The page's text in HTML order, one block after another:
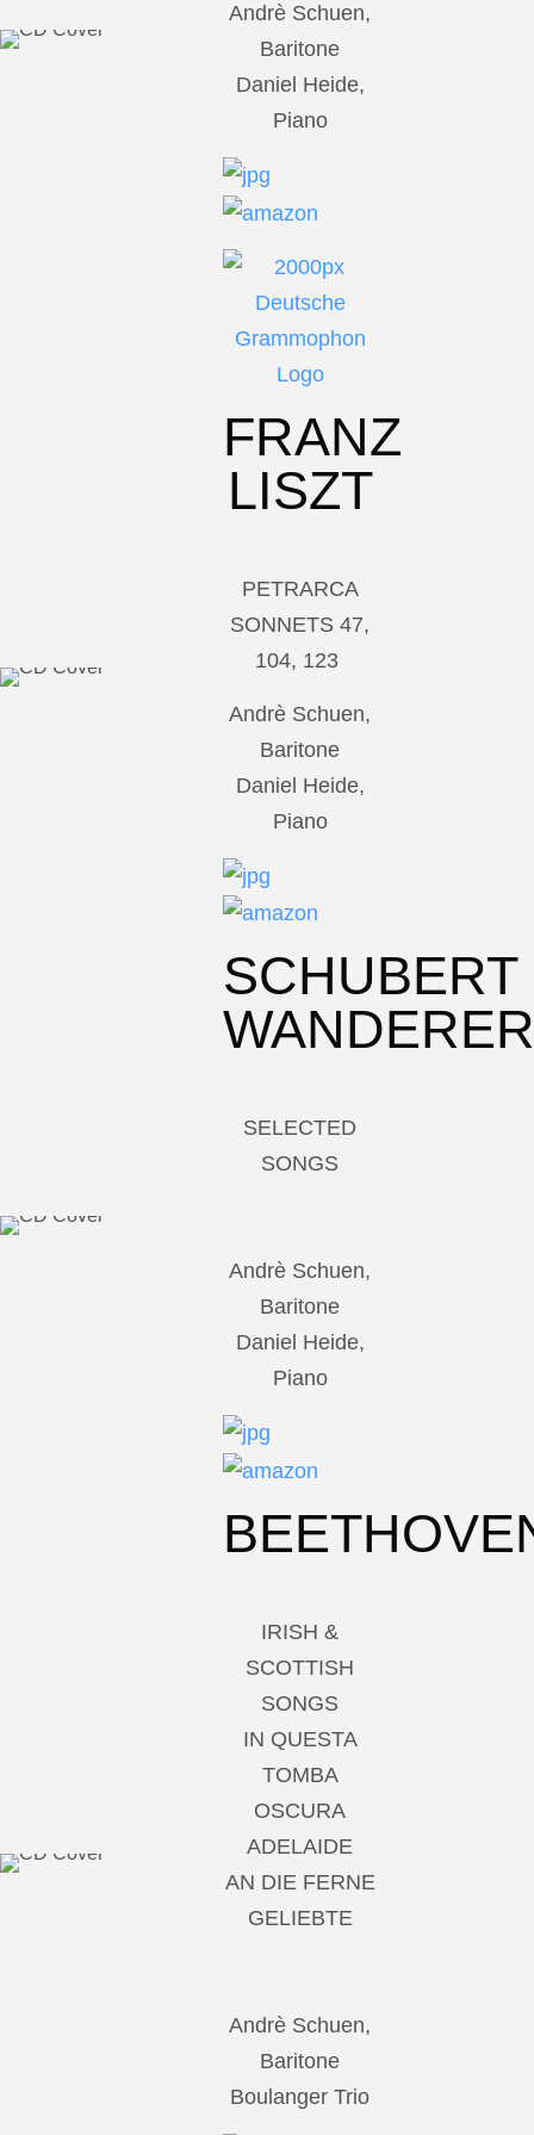
Andrè Schuen,
Baritone
Daniel Heide,
Piano
FRANZ
LISZT
PETRARCA
SONNETS 47,
104, 123
Andrè Schuen,
Baritone
Daniel Heide,
Piano
SCHUBERT
WANDERER
SELECTED
SONGS
Andrè Schuen,
Baritone
Daniel Heide,
Piano
IRISH &
SCOTTISH
SONGS
IN QUESTA
TOMBA
OSCURA
ADELAIDE
AN DIE FERNE
GELIEBTE
Andrè Schuen,
Baritone
Boulanger Trio